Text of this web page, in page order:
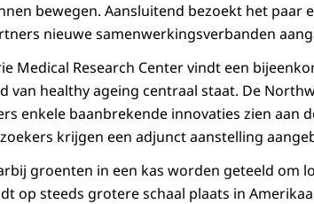
bewegen. Aansluitend bezoekt het paar
nieuwe samenwerkingsverbanden
Medical Research Center vindt een
van healthy ageing centraal staat. De
enkele baanbrekende innovaties zien aan
krijgen een adjunct aanstelling
groenten in een kas worden geteeld om
op steeds grotere schaal plaats in